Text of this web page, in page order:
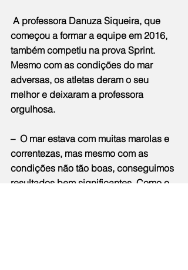
A professora Danuza Siqueira, que
começou a formar a equipe em 2016,
também competiu na prova Sprint.
Mesmo com as condições do mar
adversas, os atletas deram o seu
melhor e deixaram a professora
orgulhosa.
–  O mar estava com muitas marolas e
correntezas, mas mesmo com as
condições não tão boas, conseguimos
resultados bem significantes. Como o